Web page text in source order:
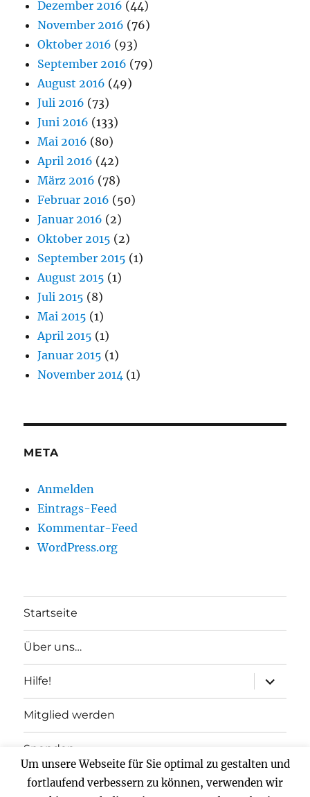
Dezember 2016 (44)
November 2016 (76)
Oktober 2016 (93)
September 2016 (79)
August 2016 (49)
Juli 2016 (73)
Juni 2016 (133)
Mai 2016 (80)
April 2016 (42)
März 2016 (78)
Februar 2016 (50)
Januar 2016 (2)
Oktober 2015 (2)
September 2015 (1)
August 2015 (1)
Juli 2015 (8)
Mai 2015 (1)
April 2015 (1)
Januar 2015 (1)
November 2014 (1)
META
Anmelden
Eintrags-Feed
Kommentar-Feed
WordPress.org
Startseite
Über uns…
Hilfe!
anzeigen
Mitglied werden
Spenden
Impressum
Um unsere Webseite für Sie optimal zu gestalten und
fortlaufend verbessern zu können, verwenden wir